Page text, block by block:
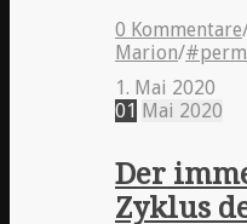
0 Kommentare
Marion/
1. Mai 2020
01 Mai 2020
Der
Zyklus